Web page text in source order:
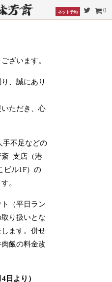
ネット予約 0
ざいます。
、誠にあり
ただき、心
手不足などの
斎 支店（港
ビル1F）の
。
（平日ラン
り扱いとな
ます。併せ
飯の料金改
日より）